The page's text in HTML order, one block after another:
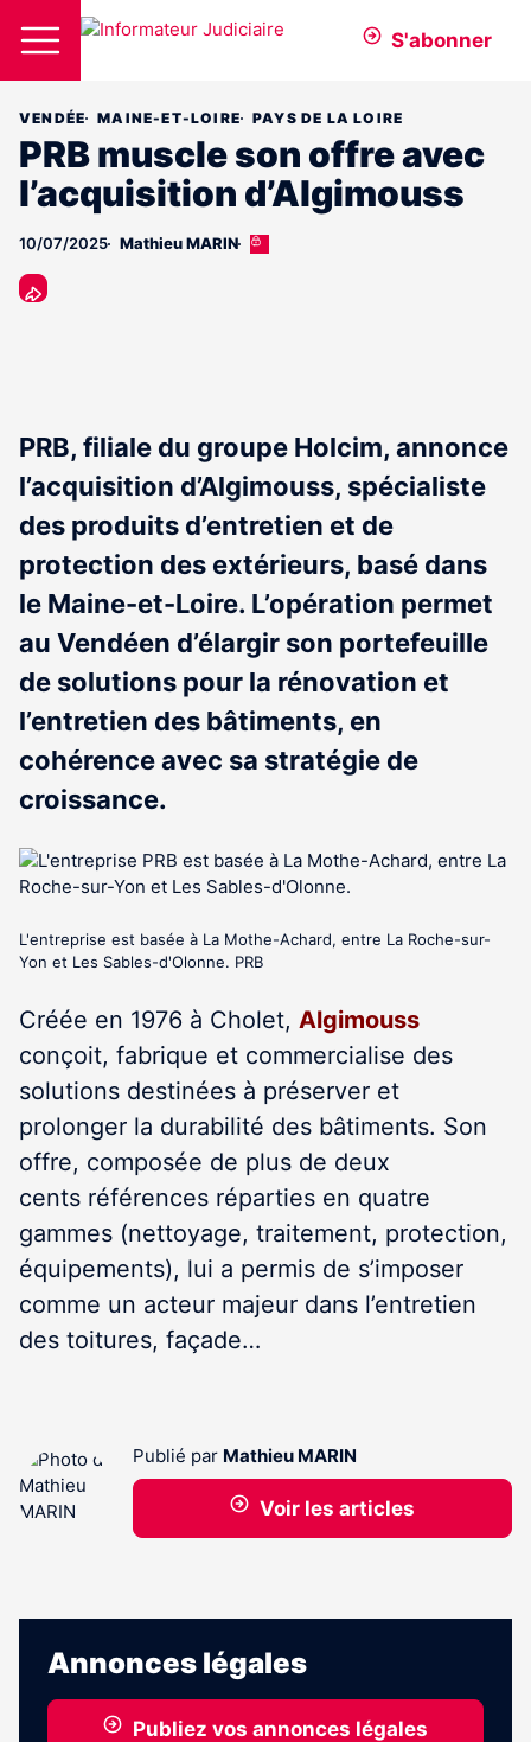
S'abonner
VENDÉE MAINE-ET-LOIRE PAYS DE LA LOIRE
PRB muscle son offre avec
l’acquisition d’Algimouss
10/07/2025 Mathieu MARIN
Cet
PRB, filiale du groupe Holcim, annonce
l’acquisition d’Algimouss, spécialiste
des produits d’entretien et de
protection des extérieurs, basé dans
le Maine-et-Loire. L’opération permet
au Vendéen d’élargir son portefeuille
de solutions pour la rénovation et
l’entretien des bâtiments, en
cohérence avec sa stratégie de
croissance.
L'entreprise est basée à La Mothe-Achard, entre La Roche-sur-
Yon et Les Sables-d'Olonne. PRB
Créée en 1976 à Cholet, Algimouss
conçoit, fabrique et commercialise des
solutions destinées à préserver et
prolonger la durabilité des bâtiments. Son
offre, composée de plus de deux
cents références réparties en quatre
gammes (nettoyage, traitement, protection,
équipements), lui a permis de s’imposer
comme un acteur majeur dans l’entretien
des toitures, façade…
Publié par Mathieu MARIN
Voir les articles
Annonces légales
Publiez vos annonces légales